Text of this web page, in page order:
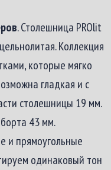
. Столешница PROlit
Коллекция
которые мягко
гладкая и с
столешницы 19 мм.
43 мм.
и прямоугольные
одинаковый тон